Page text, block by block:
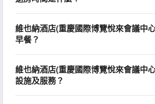
維也納酒店(重慶國際博覽悅來會議中
早餐？
維也納酒店(重慶國際博覽悅來會議中
設施及服務？